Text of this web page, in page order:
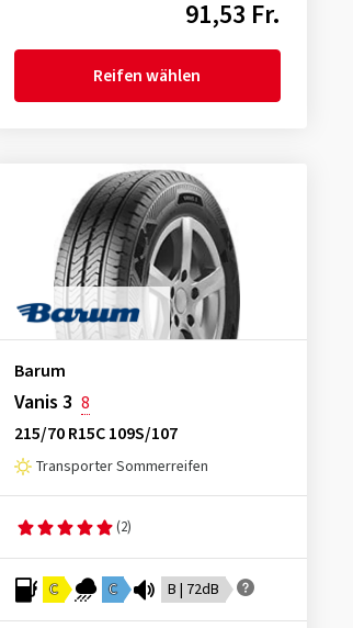
91,53 Fr.
Reifen wählen
Barum
Vanis 3 8
215/70 R15C 109S/107
Transporter Sommerreifen
(2)
C C B | 72dB